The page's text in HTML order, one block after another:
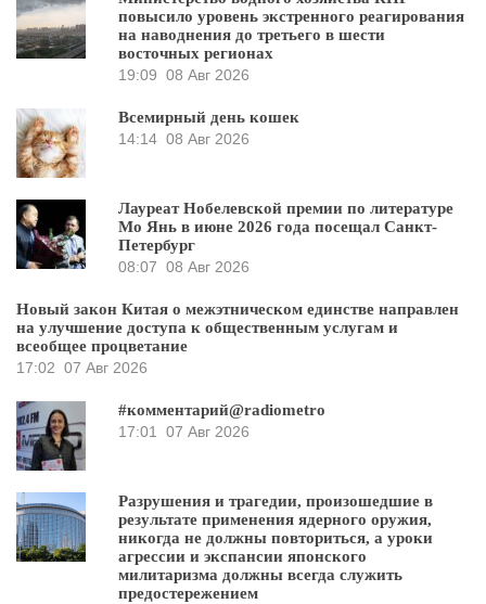
повысило уровень экстренного реагирования
на наводнения до третьего в шести
восточных регионах
19:09 08 Авг 2026
Всемирный день кошек
14:14 08 Авг 2026
Лауреат Нобелевской премии по литературе
Мо Янь в июне 2026 года посещал Санкт-
Петербург
08:07 08 Авг 2026
Новый закон Китая о межэтническом единстве направлен
на улучшение доступа к общественным услугам и
всеобщее процветание
17:02 07 Авг 2026
#комментарий@radiometro
17:01 07 Авг 2026
Разрушения и трагедии, произошедшие в
результате применения ядерного оружия,
никогда не должны повториться, а уроки
агрессии и экспансии японского
милитаризма должны всегда служить
предостережением